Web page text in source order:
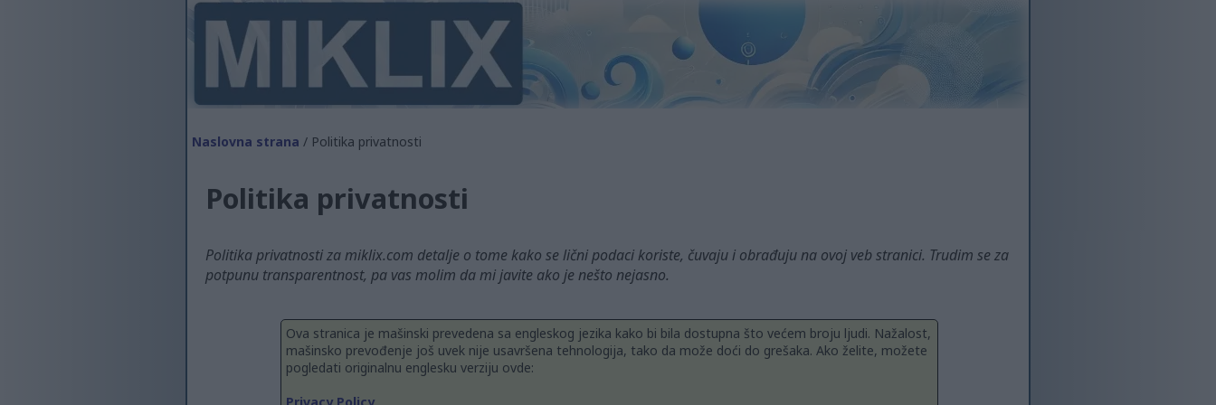
Naslovna strana / Politika privatnosti
Politika privatnosti
Politika privatnosti za miklix.com detalje o tome kako se lični podaci koriste, čuvaju i obrađuju na ovoj veb stranici. Trudim se za
potpunu transparentnost, pa vas molim da mi javite ako je nešto nejasno.
Ova stranica je mašinski prevedena sa engleskog jezika kako bi bila dostupna što većem broju ljudi. Nažalost,
mašinsko prevođenje još uvek nije usavršena tehnologija, tako da može doći do grešaka. Ako želite, možete
pogledati originalnu englesku verziju ovde: